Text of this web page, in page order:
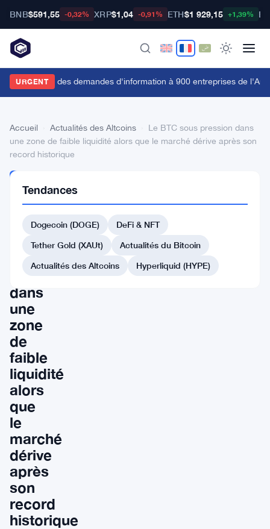
BNB$591,55 -0,32% XRP$1,04 -0,91% ETH$1 929,15 +1,39%
URGENT
FCA envoie des demandes d'information à 900 entreprises de
Accueil Actualités des Altcoins
Le BTC sous pression dans
une zone de faible liquidité alors que le marché dérive après son
record historique
DES
ALTCOINS
BTC
sous
dans
une
zone
de
faible
liquidité
alors
que
le
marché
dérive
après
son
record
historique
Tendances
Dogecoin (DOGE)
DeFi & NFT
Tether Gold (XAUt)
Actualités du Bitcoin
Actualités des Altcoins
Hyperliquid (HYPE)